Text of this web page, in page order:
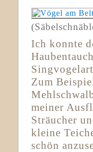
Ich konnte
Zum
meiner
Sträucher
kleine
schön